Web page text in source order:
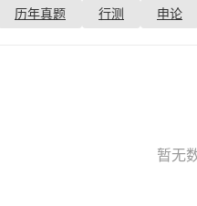
历年真题
历年真题
行测 申论
暂无